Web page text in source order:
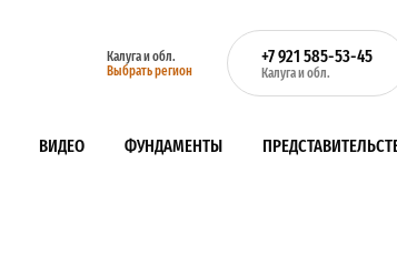
Калуга и обл.
Выбрать регион
+7 921 585-53-45
Калуга и обл.
ВИДЕО ФУНДАМЕНТЫ